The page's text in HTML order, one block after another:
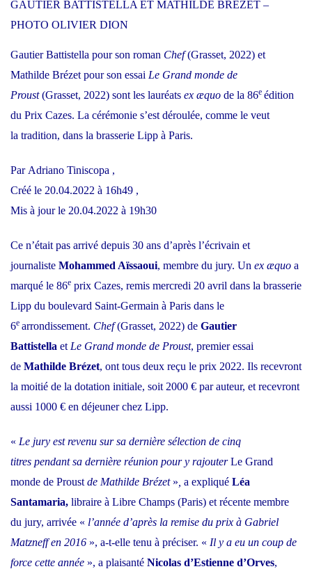
GAUTIER BATTISTELLA ET MATHILDE BRÉZET –
PHOTO OLIVIER DION
Gautier Battistella pour son roman Chef(Grasset, 2022) et
Mathilde Brézet pour son essai Le Grand monde de
Proust(Grasset, 2022) sont les lauréats ex æquo de la 86e édition
du Prix Cazes. La cérémonie s’est déroulée, comme le veut
la tradition, dans la brasserie Lipp à Paris.
Par Adriano Tiniscopa ,
Créé le 20.04.2022 à 16h49 ,
Mis à jour le 20.04.2022 à 19h30
Ce n’était pas arrivé depuis 30 ans d’après l’écrivain et
journaliste Mohammed Aïssaoui, membre du jury. Un ex æquo a
marqué le 86e prix Cazes, remis mercredi 20 avril dans la brasserie
Lipp du boulevard Saint-Germain à Paris dans le
6e arrondissement. Chef(Grasset, 2022) de Gautier
Battistella et Le Grand monde de Proust, premier essai
de Mathilde Brézet, ont tous deux reçu le prix 2022. Ils recevront
la moitié de la dotation initiale, soit 2000 € par auteur, et recevront
aussi 1000 € en déjeuner chez Lipp.
« Le jury est revenu sur sa dernière sélection de cinq
titres pendant sa dernière réunion pour y rajouterLe Grand
monde de Proust de Mathilde Brézet» a expliqué Léa
Santamaria, libraire à Libre Champs (Paris) et récente membre
du jury, arrivée « l’année d’après la remise du prix à Gabriel
Matzneff en 2016 », a-t-elle tenu à préciser. « Il y a eu un coup de
force cette année », a plaisanté Nicolas d’Estienne d’Orves,